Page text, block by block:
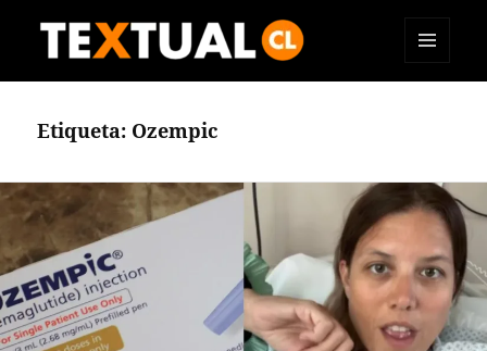
Etiqueta: Ozempic